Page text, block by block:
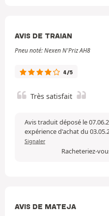
AVIS DE TRAIAN
Pneu noté: Nexen N'Priz AH8
4/5
Très satisfait
Avis traduit déposé le
expérience d'achat du
Signaler
Racheteriez-
AVIS DE MATEJA